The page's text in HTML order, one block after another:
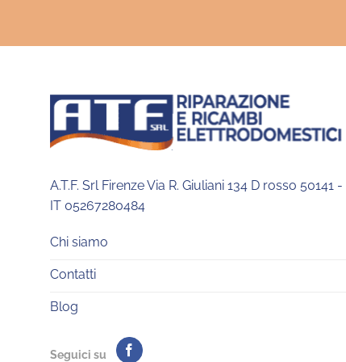
A.T.F. Srl Firenze Via R. Giuliani 134 D rosso 50141 -
IT 05267280484
Chi siamo
Contatti
Blog
Seguici su